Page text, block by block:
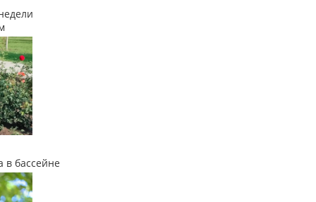
в бассейне